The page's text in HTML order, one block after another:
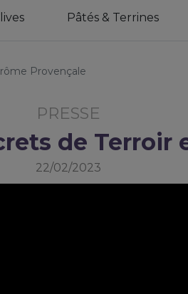
Pâtés & Terrines
Provençale
PRESSE
de Terroir
22/02/2023